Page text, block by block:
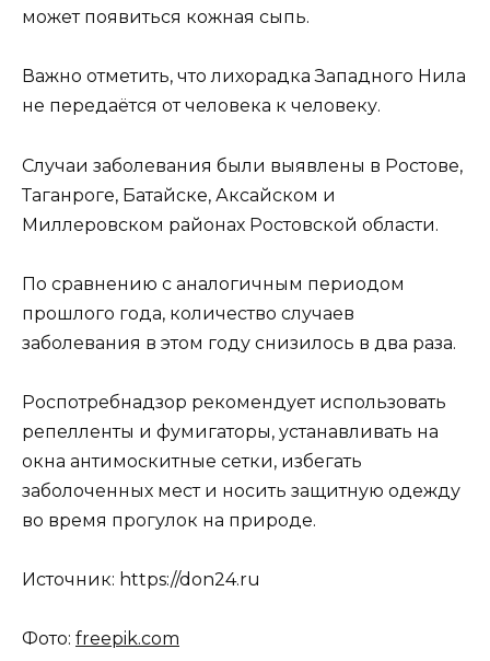
может появиться кожная сыпь.
Важно отметить, что лихорадка Западного Нила
не передаётся от человека к человеку.
Случаи заболевания были выявлены в Ростове,
Таганроге, Батайске, Аксайском и
Миллеровском районах Ростовской области.
По сравнению с аналогичным периодом
прошлого года, количество случаев
заболевания в этом году снизилось в два раза.
Роспотребнадзор рекомендует использовать
репелленты и фумигаторы, устанавливать на
окна антимоскитные сетки, избегать
заболоченных мест и носить защитную одежду
во время прогулок на природе.
Источник: https://don24.ru
Фото: freepik.com